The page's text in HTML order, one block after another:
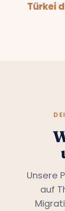
Türkei
Unsere
auf